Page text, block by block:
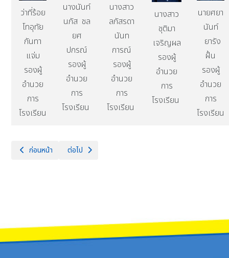
ว่าที่ร้อย
โทอุทัย
กันทา
แจ่ม
รองผู้
อำนวย
การ
โรงเรียน
นางนันท์
นภัส ชล
ยศ
ปกรณ์
รองผู้
อำนวย
การ
โรงเรียน
นางสาว
ลภัสรดา
นันท
การณ์
รองผู้
อำนวย
การ
โรงเรียน
นางสาว
ชุติมา
เจริญผล
รองผู้
อำนวย
การ
โรงเรียน
นายศยา
นันท์
ยารัง
ฝั้น
รองผู้
อำนวย
การ
โรงเรียน
เนื้อหาก่อนหน้า: กลุ่มบริหารงบประมาณ
ก่อนหน้า เนื้อหาถัดไป: ผู้อำนวยการโรงเรียน
ต่อไป